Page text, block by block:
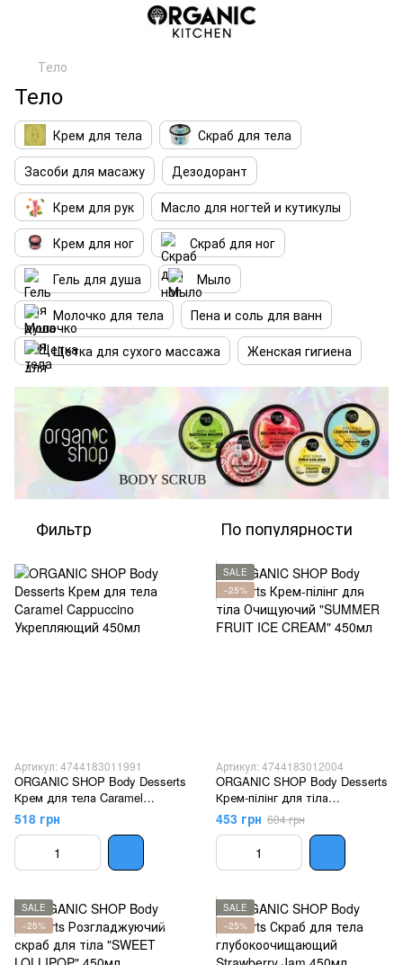
Тело
Тело
Крем для тела
Скраб для тела
Засоби для масажу
Дезодорант
Крем для рук
Масло для ногтей и кутикулы
Крем для ног
Скраб для ног
Гель для душа
Мыло
Молочко для тела
Пена и соль для ванн
Щетка для сухого массажа
Женская гигиена
Фильтр По популярности
Артикул: 4744183011991
ORGANIC SHOP Body Desserts
Крем для тела Caramel
Cappuccino Укрепляющий
450мл
518 грн
SALE
−25%
Артикул: 4744183012004
ORGANIC SHOP Body Desserts
Крем-пілінг для тіла
Очищуючий "SUMMER FRUIT
ICE CREAM" 450мл
453 грн 604 грн
SALE
−25%
SALE
−25%